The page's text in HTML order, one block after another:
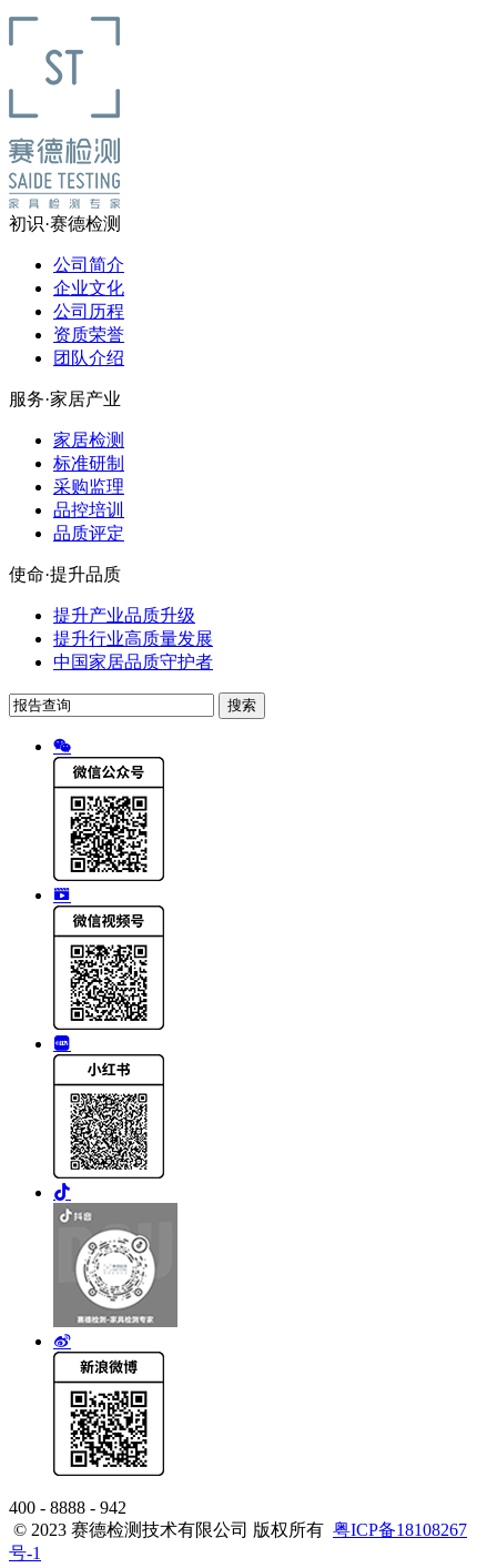
初识·赛德检测
公司简介
企业文化
公司历程
资质荣誉
团队介绍
服务·家居产业
家居检测
标准研制
采购监理
品控培训
品质评定
使命·提升品质
提升产业品质升级
提升行业高质量发展
中国家居品质守护者
搜索
400 - 8888 - 942
© 2023 赛德检测技术有限公司 版权所有 粤ICP备18108267
号-1